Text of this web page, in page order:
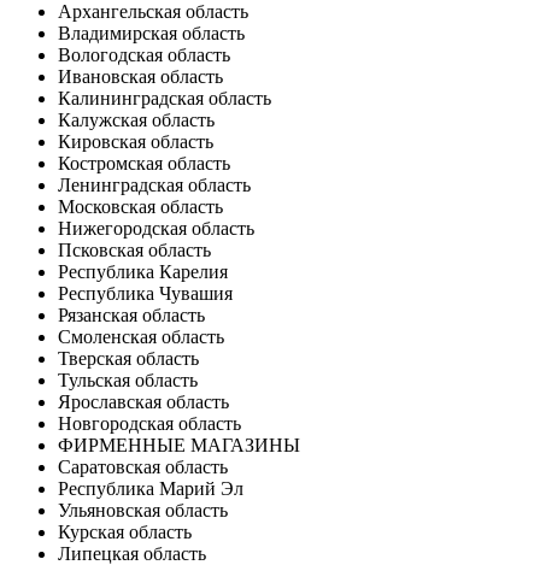
Архангельская область
Владимирская область
Вологодская область
Ивановская область
Калининградская область
Калужская область
Кировская область
Костромская область
Ленинградская область
Московская область
Нижегородская область
Псковская область
Республика Карелия
Республика Чувашия
Рязанская область
Смоленская область
Тверская область
Тульская область
Ярославская область
Новгородская область
ФИРМЕННЫЕ МАГАЗИНЫ
Саратовская область
Республика Марий Эл
Ульяновская область
Курская область
Липецкая область